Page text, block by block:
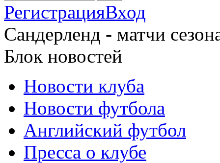
РегистрацияВход
Сандерленд - матчи
Блок новостей
Новости клуба
Новости футбола
Английский футбол
Пресса о клубе